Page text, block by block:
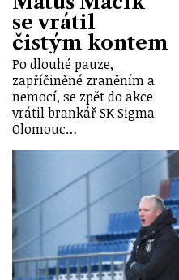
se vrátil
čistým kontem
Po dlouhé pauze,
zapříčiněné zraněním a
nemocí, se zpět do akce
vrátil brankář SK Sigma
Olomouc…